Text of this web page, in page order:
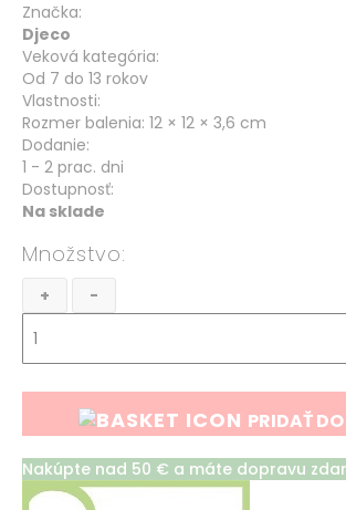
Značka:
Djeco
Veková kategória:
Od 7 do 13 rokov
Vlastnosti:
Rozmer balenia: 12 × 12 × 3,6 cm
Dodanie:
1 - 2 prac. dni
Dostupnosť:
Na sklade
Množstvo
+ -
PRIDAŤ
Nakúpte nad 50 € a máte dopravu